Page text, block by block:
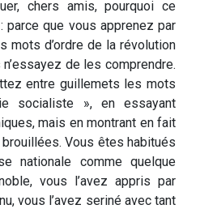
chers amis, pourquoi ce
parce que vous apprenez par
d’ordre de la révolution
de les comprendre.
entre guillemets les mots
socialiste », en essayant
mais en montrant en fait
Vous êtes habitués
nationale comme quelque
vous l’avez appris par
vous l’avez seriné avec tant